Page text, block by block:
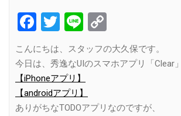
Facebook
Twitter
Line
Link
こんにちは、スタッフの大久保です。
今日は、秀逸なUIのスマホアプリ「Clear
【iPhoneアプリ】
【androidアプリ】
ありがちなTODOアプリなのですが、